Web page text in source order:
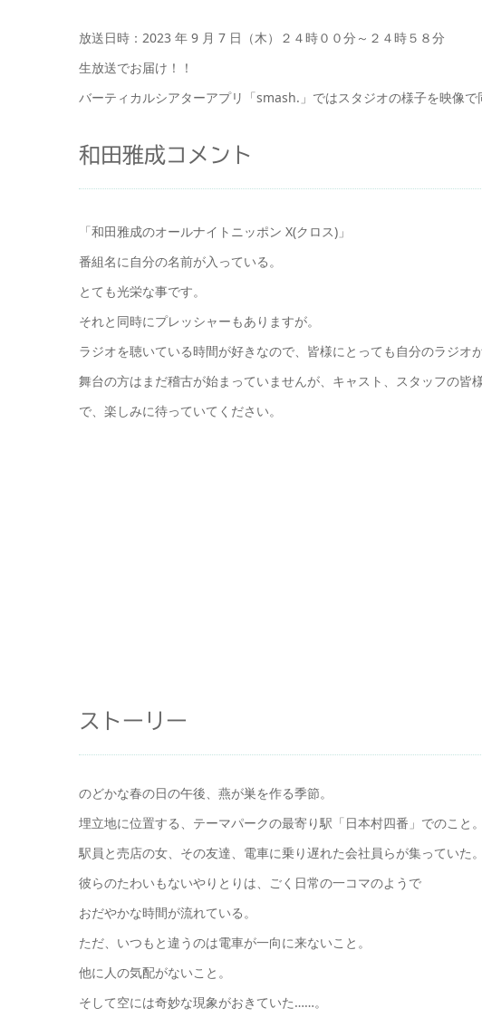
放送日時：2023 年 9 月 7 日（木）２４時００分～２４時５８分
生放送でお届け！！
バーティカルシアターアプリ「smash.」ではスタジオの様子を映像で
和田雅成コメント
「和田雅成のオールナイトニッポン X(クロス)」
番組名に自分の名前が入っている。
とても光栄な事です。
それと同時にプレッシャーもありますが。
ラジオを聴いている時間が好きなので、皆様にとっても自分のラジオ
舞台の方はまだ稽古が始まっていませんが、キャスト、スタッフの
で、楽しみに待っていてください。
ストーリー
のどかな春の日の午後、燕が巣を作る季節。
埋立地に位置する、テーマパークの最寄り駅「日本村四番」でのこと。
駅員と売店の女、その友達、電車に乗り遅れた会社員らが集っていた。
彼らのたわいもないやりとりは、ごく日常の一コマのようで
おだやかな時間が流れている。
ただ、いつもと違うのは電車が一向に来ないこと。
他に人の気配がないこと。
そして空には奇妙な現象がおきていた……。